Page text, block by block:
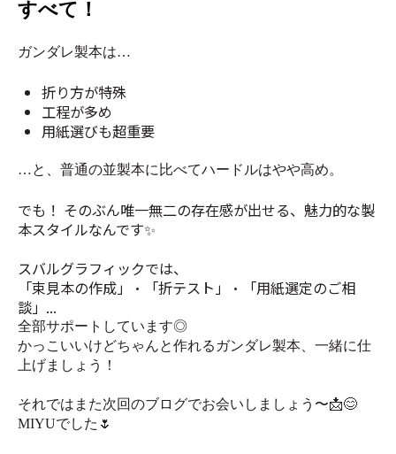
すべて！
ガンダレ製本は…
折り方が特殊
工程が多め
用紙選びも超重要
…と、普通の並製本に比べてハードルはやや高め。
でも！ そのぶん唯一無二の存在感が出せる、魅力的な製
本スタイルなんです✨
スバルグラフィックでは、
「束見本の作成」・「折テスト」・「用紙選定のご相
談」...
全部サポートしています◎
かっこいいけどちゃんと作れるガンダレ製本、一緒に仕
上げましょう！
それではまた次回のブログでお会いしましょう〜📩😊
MIYUでした🌷